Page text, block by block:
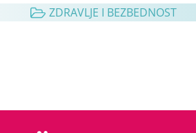
ZDRAVLJE I BEZBEDNOST